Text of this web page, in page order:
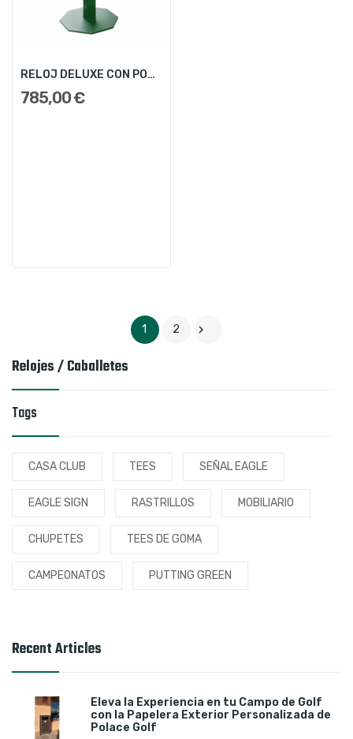
Relojes / Caballetes
Tags
CASA CLUB TEES SEÑAL EAGLE
EAGLE SIGN RASTRILLOS MOBILIARIO
CHUPETES TEES DE GOMA
CAMPEONATOS PUTTING GREEN
Recent Articles
Eleva la Experiencia en tu Campo de Golf
con la Papelera Exterior Personalizada de
Polace Golf
RELOJ DELUXE CON POSTE
785,00 €
1 2 